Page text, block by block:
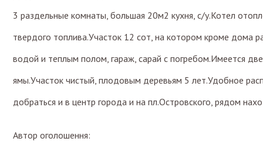
3 раздельные комнаты, большая 20м2 кухня, с/у.Котел
твердого топлива.Участок 12 сот, на котором кроме дома
водой и теплым полом, гараж, сарай с погребом.Имеется
ямы.Участок чистый, плодовым деревьям 5 лет.Удобное
добраться и в центр города и на пл.Островского, рядом
Автор оголошення: